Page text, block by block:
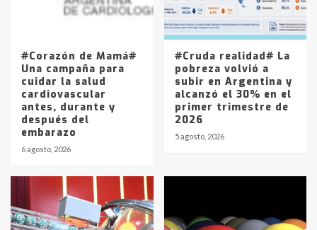
Los precios de los combustibles en
La Pampa, desde YPF hasta Axion
entre 857 a 1338 pesos
#Corazón de Mamá#
Una campaña para
cuidar la salud
cardiovascular
antes, durante y
después del
embarazo
6 agosto, 2026
#Cruda realidad# La
pobreza volvió a
subir en Argentina y
alcanzó el 30% en el
primer trimestre de
2026
5 agosto, 2026